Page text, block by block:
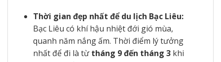
Thời gian đẹp nhất để du lịch Bạc Liêu:
Bạc Liêu có khí hậu nhiệt đới gió mùa,
quanh năm nắng ấm. Thời điểm lý tưởng
nhất để đi là từ tháng 9 đến tháng 3khi